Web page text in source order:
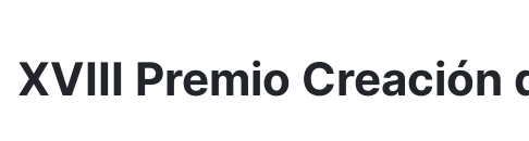
XVIII Premio Creación